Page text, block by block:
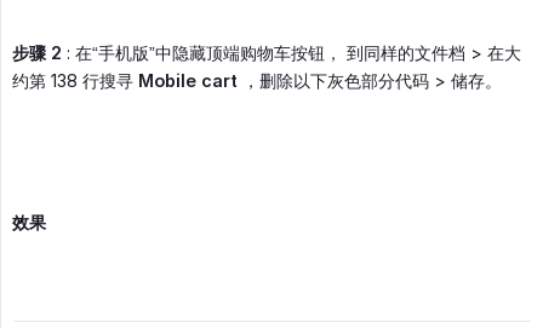
步骤 2 : 在“手机版”中隐藏顶端购物车按钮， 到同样的文件档 > 在大
约第 138 行搜寻 Mobile cart ，删除以下灰色部分代码 > 储存。
效果